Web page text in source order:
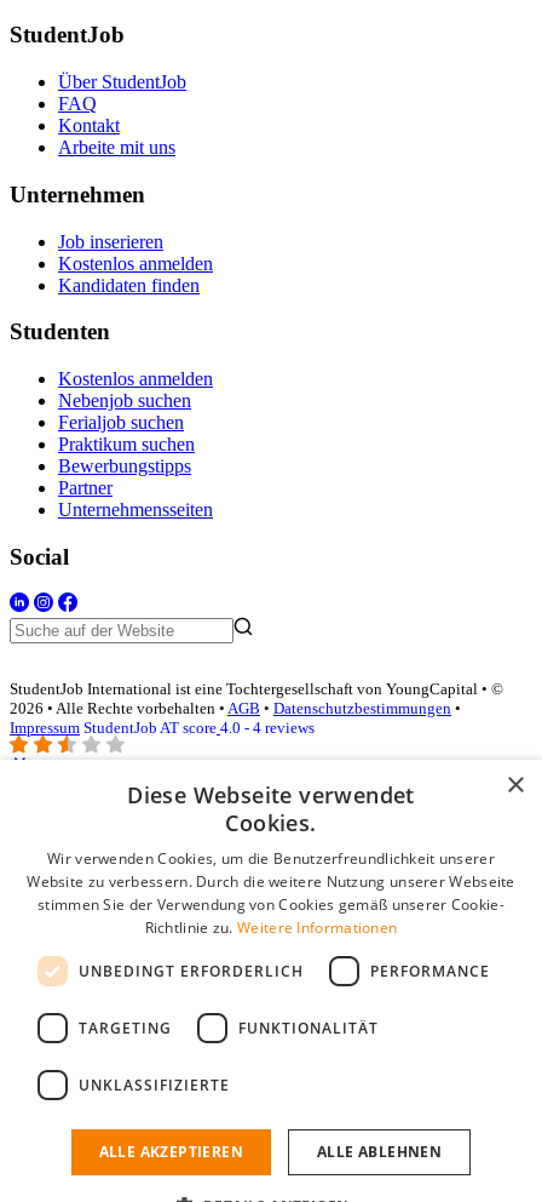
StudentJob
Über StudentJob
FAQ
Kontakt
Arbeite mit uns
Unternehmen
Job inserieren
Kostenlos anmelden
Kandidaten finden
Studenten
Kostenlos anmelden
Nebenjob suchen
Ferialjob suchen
Praktikum suchen
Bewerbungstipps
Partner
Unternehmensseiten
Social
StudentJob International ist eine Tochtergesellschaft von YoungCapital • ©
2026 • Alle Rechte vorbehalten • AGB • Datenschutzbestimmungen •
Impressum StudentJob AT score 4.0 - 4 reviews
Login für Unternehmen
E-Mail*
Passwort
Angemeldet bleiben
Passwort vergessen?
Kostenloses Unternehmensprofil
Wenn Sie sich registriert haben, können Sie ein Unternehmensprofil
passenden Mitarbeiter zu finden.
×
Diese Webseite verwendet
Cookies.
Wir verwenden Cookies, um die Benutzerfreundlichkeit unserer
Website zu verbessern. Durch die weitere Nutzung unserer Webseite
stimmen Sie der Verwendung von Cookies gemäß unserer Cookie-
Richtlinie zu. Weitere Informationen
UNBEDINGT ERFORDERLICH PERFORMANCE
TARGETING FUNKTIONALITÄT
UNKLASSIFIZIERTE
ALLE AKZEPTIEREN ALLE ABLEHNEN